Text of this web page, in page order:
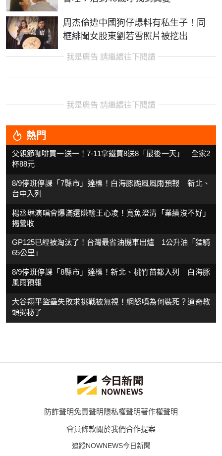
周杰倫遭中國狗仔爆料有私生子！同
框緋聞女股東劉若雪照片被挖出
我是廣告 請繼續往下閱讀
我是廣告 請繼續往下閱讀
熱門
父親節咖啡買一送一！7-11拿鐵買8送8「最後一天」 全家2
杯88元
8/9停班停課「7縣市」達標！白海豚颱風風雨預報 新北、
台中入列
楊丞琳演唱會爆滿還賺輸王心凌！寬魚澄清「業績沒不好」
揭營收
GP125已經被淘汰了！台灣最省油機車出爐 1公升油「猛騎
65公里」
8/9停班停課「8縣市」達標！新北、桃竹苗都入列 白海豚
風雨預報
大谷翔平盜壘失敗求挑戰被無視！網怒噴為何裝死？道奇教
頭揭秘了
防詐聲明免責聲明隱私權聲明著作權聲明
會員條款關於我們合作提案
追蹤NOWNEWS今日新聞